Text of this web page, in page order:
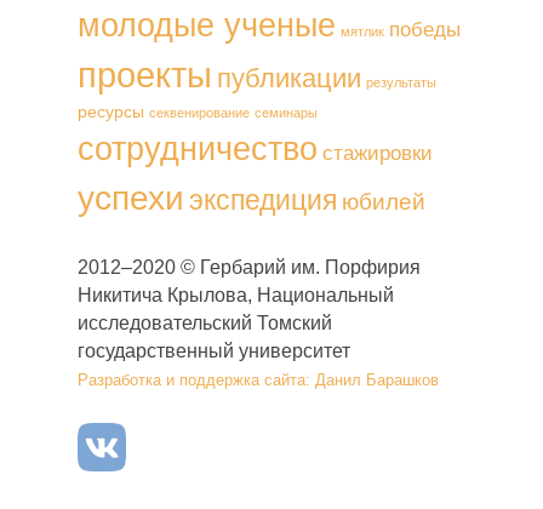
молодые ученые мятлик победы
проекты публикации результаты
ресурсы секвенирование семинары
сотрудничество стажировки
успехи экспедиция юбилей
2012–2020 © Гербарий им. Порфирия
Никитича Крылова, Национальный
исследовательский Томский
государственный университет
Разработка и поддержка сайта: Данил Барашков